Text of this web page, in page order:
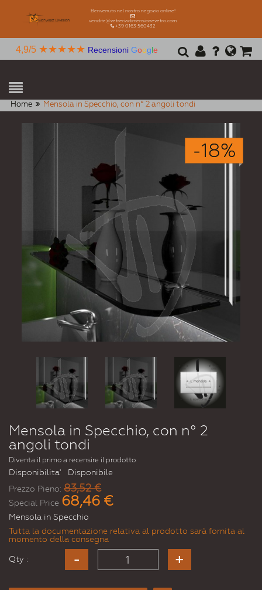
Benvenuto nel nostro negozio online!
vendite@vetreriadimensionevetro.com
+39 0163 560432
4,9/5 ★★★★★ Recensioni Google
Home Mensola in Specchio, con n° 2 angoli tondi
-18%
Mensola in Specchio, con n° 2
angoli tondi
Diventa il primo a recensire il prodotto
Disponibilita'
Disponibile
Prezzo Pieno: 83,52 €
Special Price 68,46 €
Mensola in Specchio
Tutta la documentazione relativa al prodotto sarà fornita al
momento della consegna
Qty :